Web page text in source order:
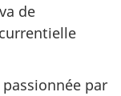
de
par